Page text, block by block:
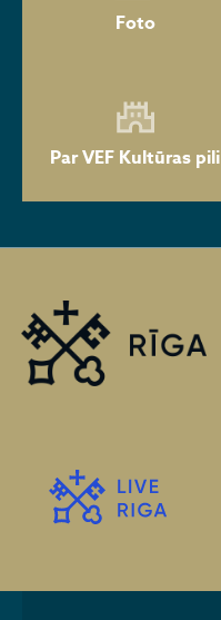
Foto
Par VEF Kultūras pili